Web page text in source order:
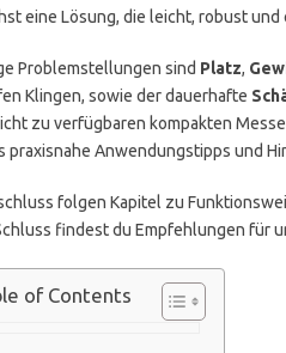
eine Lösung, die leicht, robust
Problemstellungen sind Platz,
Klingen, sowie der dauerhafte
zu verfügbaren kompakten
praxisnahe Anwendungstipps und
folgen Kapitel zu
findest du Empfehlungen für
of Contents